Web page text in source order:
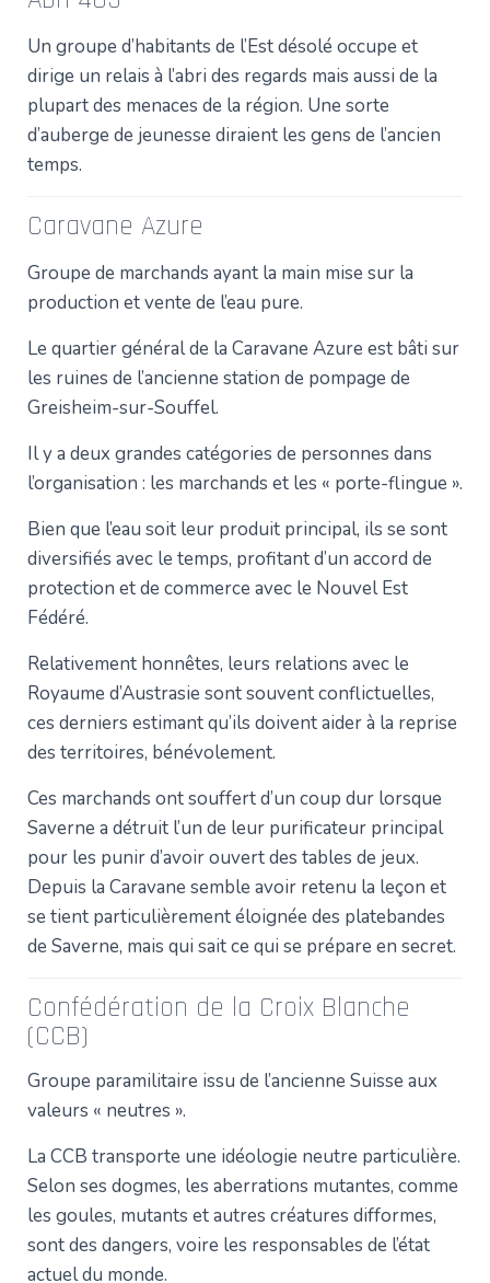
Un groupe d’habitants de l’Est désolé occupe et
dirige un relais à l’abri des regards mais aussi de la
plupart des menaces de la région. Une sorte
d’auberge de jeunesse diraient les gens de l’ancien
temps.
Caravane Azure
Groupe de marchands ayant la main mise sur la
production et vente de l’eau pure.
Le quartier général de la Caravane Azure est bâti sur
les ruines de l’ancienne station de pompage de
Greisheim-sur-Souffel.
Il y a deux grandes catégories de personnes dans
l’organisation : les marchands et les « porte-flingue ».
Bien que l’eau soit leur produit principal, ils se sont
diversifiés avec le temps, profitant d’un accord de
protection et de commerce avec le Nouvel Est
Fédéré.
Relativement honnêtes, leurs relations avec le
Royaume d’Austrasie sont souvent conflictuelles,
ces derniers estimant qu’ils doivent aider à la reprise
des territoires, bénévolement.
Ces marchands ont souffert d’un coup dur lorsque
Saverne a détruit l’un de leur purificateur principal
pour les punir d’avoir ouvert des tables de jeux.
Depuis la Caravane semble avoir retenu la leçon et
se tient particulièrement éloignée des platebandes
de Saverne, mais qui sait ce qui se prépare en secret.
Confédération de la Croix Blanche
(CCB)
Groupe paramilitaire issu de l’ancienne Suisse aux
valeurs « neutres ».
La CCB transporte une idéologie neutre particulière.
Selon ses dogmes, les aberrations mutantes, comme
les goules, mutants et autres créatures difformes,
sont des dangers, voire les responsables de l’état
actuel du monde.